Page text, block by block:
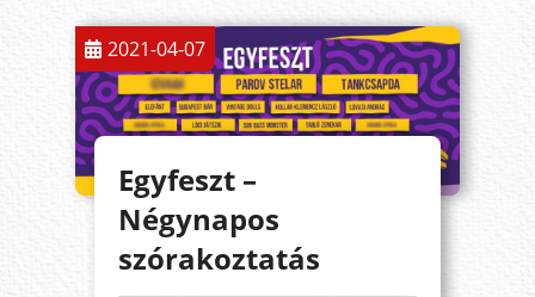
2021-04-07
Egyfeszt –
Négynapos
szórakoztatás